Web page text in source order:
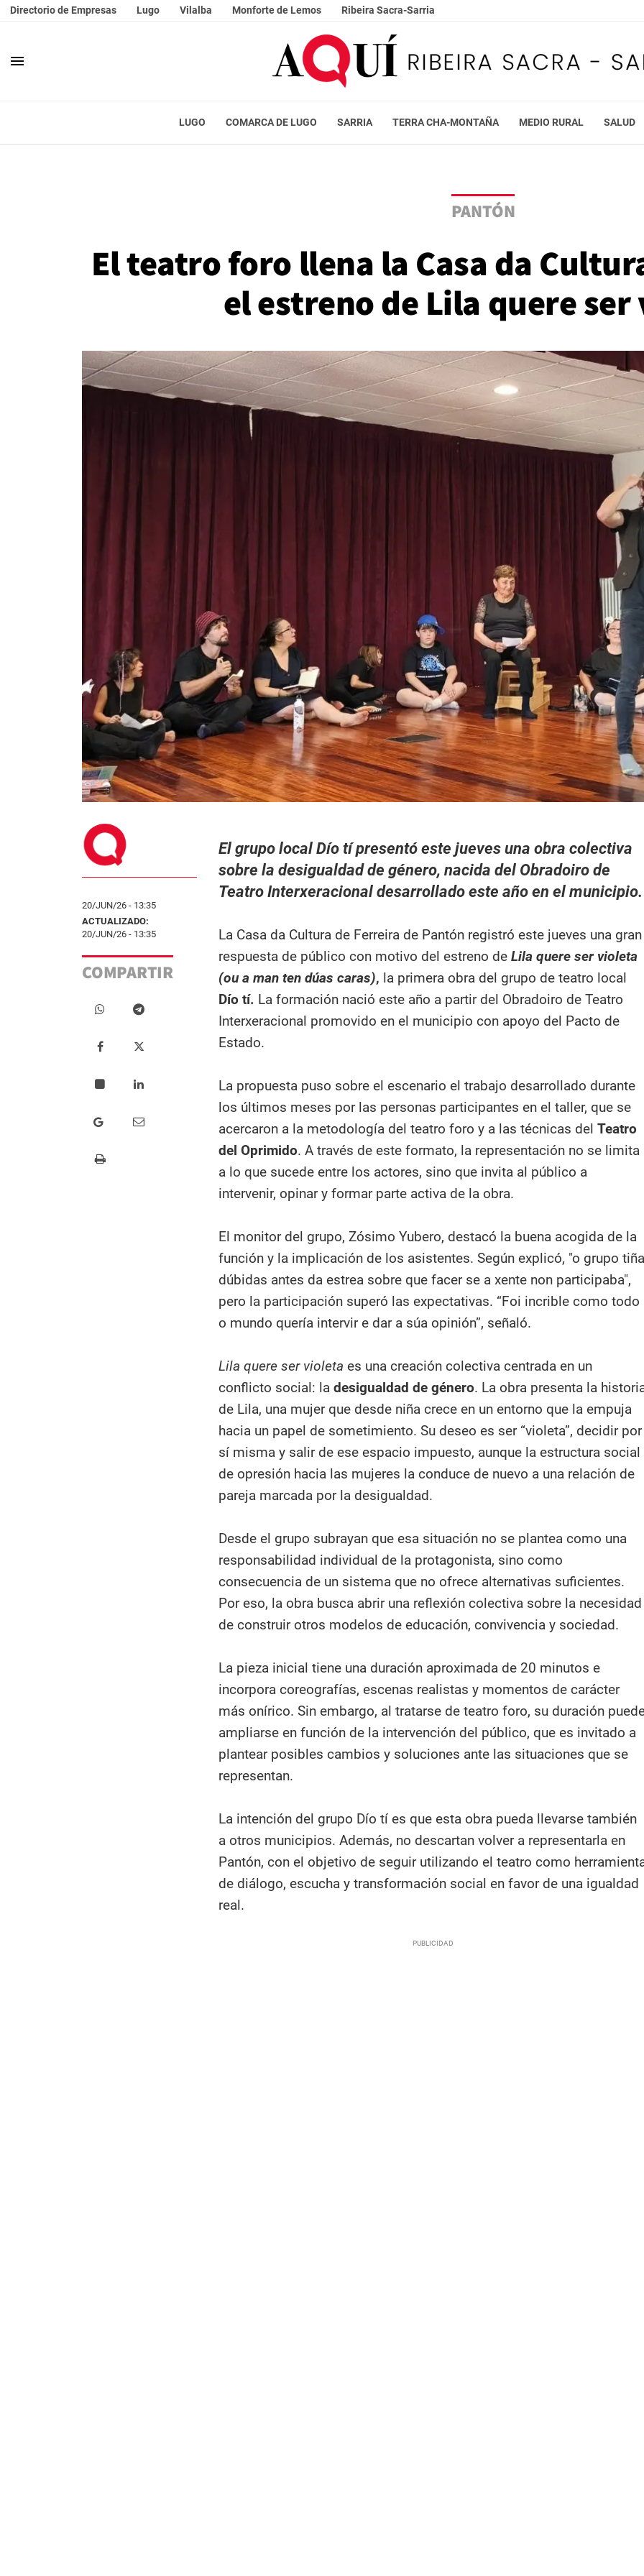
Directorio de Empresas Lugo Vilalba Monforte de Lemos Ribeira Sacra-Sarria
menu
LUGO COMARCA DE LUGO SARRIA TERRA CHA-MONTAÑA MEDIO RURAL SALUD
PANTÓN
El teatro foro llena la Casa da
el estreno de Lila quere
20/JUN/26 - 13:35
ACTUALIZADO:
20/JUN/26 - 13:35
COMPARTIR
El grupo local Dío tí presentó este jueves una obra colectiva
sobre la desigualdad de género, nacida del Obradoiro de
Teatro Interxeracional desarrollado este año en el municipio.
La Casa da Cultura de Ferreira de Pantón registró este jueves una gran
respuesta de público con motivo del estreno de Lila quere ser violeta
(ou a man ten dúas caras), la primera obra del grupo de teatro local
Dío tí. La formación nació este año a partir del Obradoiro de Teatro
Interxeracional promovido en el municipio con apoyo del Pacto de
Estado.
La propuesta puso sobre el escenario el trabajo desarrollado durante
los últimos meses por las personas participantes en el taller, que se
acercaron a la metodología del teatro foro y a las técnicas del Teatro
del Oprimido. A través de este formato, la representación no se limita
a lo que sucede entre los actores, sino que invita al público a
intervenir, opinar y formar parte activa de la obra.
El monitor del grupo, Zósimo Yubero, destacó la buena acogida de la
función y la implicación de los asistentes. Según explicó, "o grupo tiña
dúbidas antes da estrea sobre que facer se a xente non participaba",
pero la participación superó las expectativas. “Foi incrible como todo
o mundo quería intervir e dar a súa opinión”, señaló.
Lila quere ser violeta es una creación colectiva centrada en un
conflicto social: la desigualdad de género. La obra presenta la
de Lila, una mujer que desde niña crece en un entorno que la empuja
hacia un papel de sometimiento. Su deseo es ser “violeta”, decidir por
sí misma y salir de ese espacio impuesto, aunque la estructura social
de opresión hacia las mujeres la conduce de nuevo a una relación de
pareja marcada por la desigualdad.
Desde el grupo subrayan que esa situación no se plantea como una
responsabilidad individual de la protagonista, sino como
consecuencia de un sistema que no ofrece alternativas suficientes.
Por eso, la obra busca abrir una reflexión colectiva sobre la necesidad
de construir otros modelos de educación, convivencia y sociedad.
La pieza inicial tiene una duración aproximada de 20 minutos e
incorpora coreografías, escenas realistas y momentos de carácter
más onírico. Sin embargo, al tratarse de teatro foro, su duración
ampliarse en función de la intervención del público, que es invitado a
plantear posibles cambios y soluciones ante las situaciones que se
representan.
La intención del grupo Dío tí es que esta obra pueda llevarse también
a otros municipios. Además, no descartan volver a representarla en
Pantón, con el objetivo de seguir utilizando el teatro como
de diálogo, escucha y transformación social en favor de una igualdad
real.